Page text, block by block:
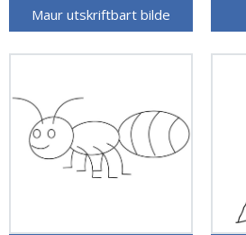
Maur utskriftbart bilde